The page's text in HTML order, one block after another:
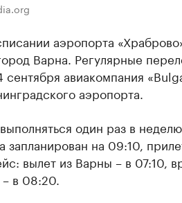
аэропорта
Варна. Регулярные
сентября авиакомпания
аэропорта.
один раз в
запланирован на 09:10,
вылет из Варны – в 07:10,
в 08:20.